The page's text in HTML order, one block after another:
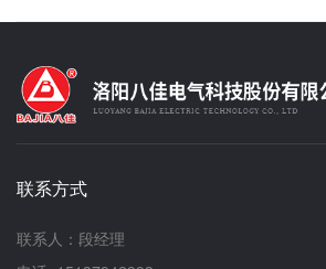
却时间，极大的提高了工作效
真空烧结炉的创新技术进行深
来的发展方向。 一、真空烧
材料制备的精度和效率。 精
联系方式
联系人：段经理